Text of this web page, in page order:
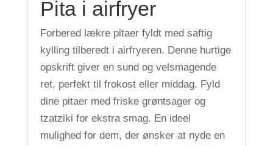
Pita i airfryer
Forbered lækre pitaer fyldt med saftig
kylling tilberedt i airfryeren. Denne hurtige
opskrift giver en sund og velsmagende
ret, perfekt til frokost eller middag. Fyld
dine pitaer med friske grøntsager og
tzatziki for ekstra smag. En ideel
mulighed for dem, der ønsker at nyde en